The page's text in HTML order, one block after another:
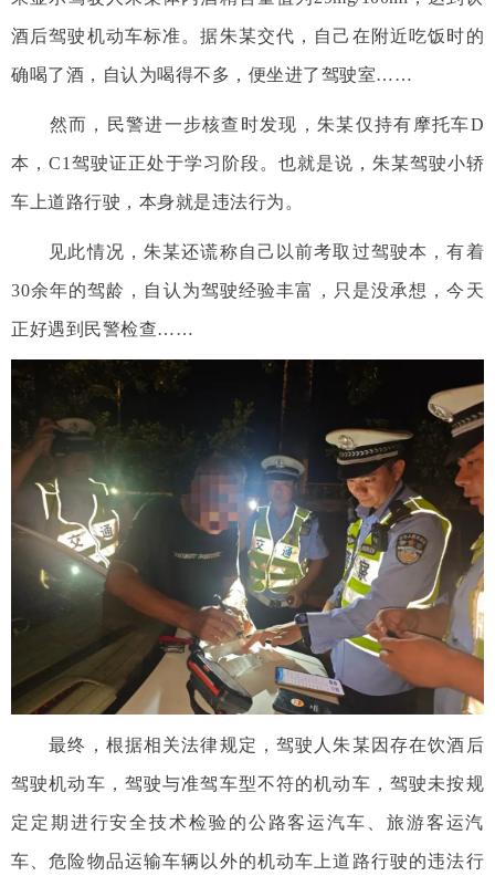
酒后驾驶机动车标准。据朱某交代，自己在附近吃饭时的
确喝了酒，自认为喝得不多，便坐进了驾驶室……
然而，民警进一步核查时发现，朱某仅持有摩托车D
本，C1驾驶证正处于学习阶段。也就是说，朱某驾驶小轿
车上道路行驶，本身就是违法行为。
见此情况，朱某还谎称自己以前考取过驾驶本，有着
30余年的驾龄，自认为驾驶经验丰富，只是没承想，今天
正好遇到民警检查……
最终，根据相关法律规定，驾驶人朱某因存在饮酒后
驾驶机动车，驾驶与准驾车型不符的机动车，驾驶未按规
定定期进行安全技术检验的公路客运汽车、旅游客运汽
车、危险物品运输车辆以外的机动车上道路行驶的违法行